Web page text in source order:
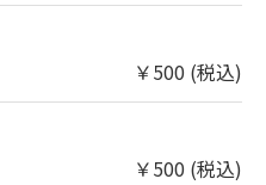
￥500 (税込)
￥500 (税込)